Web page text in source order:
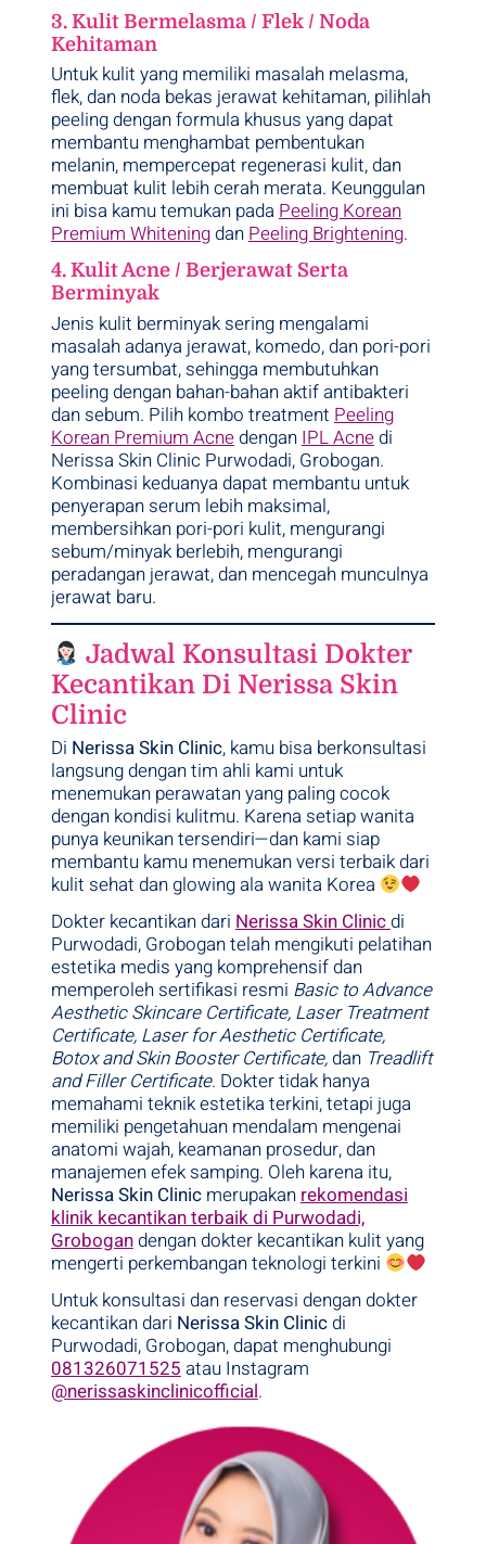
3. Kulit Bermelasma / Flek / Noda
Kehitaman
Untuk kulit yang memiliki masalah melasma,
flek, dan noda bekas jerawat kehitaman, pilihlah
peeling dengan formula khusus yang dapat
membantu menghambat pembentukan
melanin, mempercepat regenerasi kulit, dan
membuat kulit lebih cerah merata. Keunggulan
ini bisa kamu temukan padaPeeling Korean
Premium WhiteningdanPeeling Brightening.
4. Kulit Acne / Berjerawat Serta
Berminyak
Jenis kulit berminyak sering mengalami
masalah adanya jerawat, komedo, dan pori-pori
yang tersumbat, sehingga membutuhkan
peeling dengan bahan-bahan aktif antibakteri
dan sebum. Pilih kombo treatment Peeling
Korean Premium Acnedengan IPL Acnedi
Nerissa Skin Clinic Purwodadi, Grobogan.
Kombinasi keduanya dapat membantu untuk
penyerapan serum lebih maksimal,
membersihkan pori-pori kulit, mengurangi
sebum/minyak berlebih, mengurangi
peradangan jerawat, dan mencegah munculnya
jerawat baru.
Jadwal Konsultasi Dokter
Kecantikan Di Nerissa Skin
Clinic
Di Nerissa Skin Clinic, kamu bisa berkonsultasi
langsung dengan tim ahli kami untuk
menemukan perawatan yang paling cocok
dengan kondisi kulitmu. Karena setiap wanita
punya keunikan tersendiri—dan kami siap
membantu kamu menemukan versi terbaik dari
kulit sehat dan glowing ala wanita Korea
Dokter kecantikan dariNerissa Skin Clinicdi
Purwodadi, Grobogan telah mengikuti pelatihan
estetika medis yang komprehensif dan
memperoleh sertifikasi resmi Basic to Advance
Aesthetic Skincare Certificate, Laser Treatment
Certificate, Laser for Aesthetic Certificate,
Botox and Skin Booster Certificate,dan Treadlift
and Filler Certificate. Dokter tidak hanya
memahami teknik estetika terkini, tetapi juga
memiliki pengetahuan mendalam mengenai
anatomi wajah, keamanan prosedur, dan
manajemen efek samping. Oleh karena itu,
Nerissa Skin Clinicmerupakanrekomendasi
klinik kecantikan terbaik di Purwodadi,
Grobogandengan dokter kecantikan kulit yang
mengerti perkembangan teknologi terkini
Untuk konsultasi dan reservasi dengan dokter
kecantikan dari Nerissa Skin Clinicdi
Purwodadi, Grobogan, dapat menghubungi
081326071525atau Instagram
@nerissaskinclinicofficial.